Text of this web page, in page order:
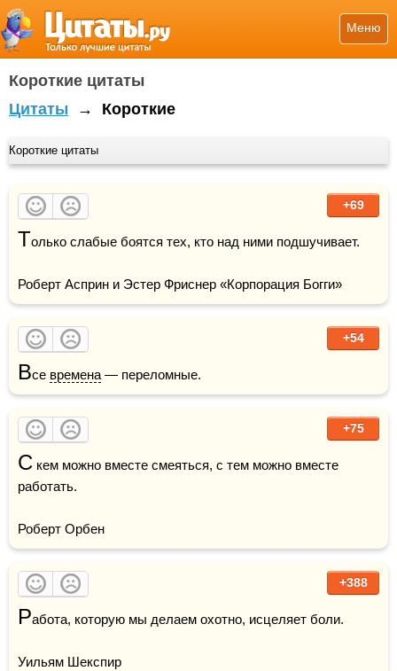
Меню
Короткие цитаты
Цитаты → Короткие
Короткие цитаты
+69
Только слабые боятся тех, кто над ними подшучивает.
Роберт Асприн и Эстер Фриснер «Корпорация Богги»
+54
Все времена — переломные.
+75
С кем можно вместе смеяться, с тем можно вместе
работать.
Роберт Орбен
+388
Работа, которую мы делаем охотно, исцеляет боли.
Уильям Шекспир